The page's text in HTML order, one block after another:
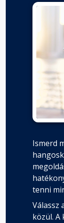
Ismerd
tenni
Válassz
közül. A